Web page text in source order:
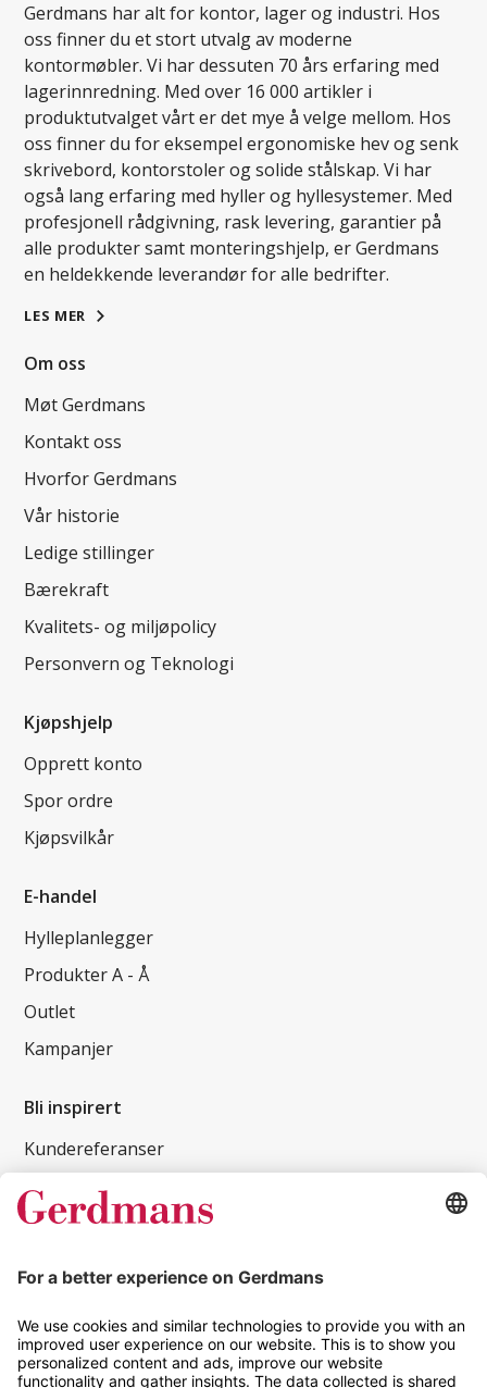
Gerdmans har alt for kontor, lager og industri. Hos
oss finner du et stort utvalg av moderne
kontormøbler. Vi har dessuten 70 års erfaring med
lagerinnredning. Med over 16 000 artikler i
produktutvalget vårt er det mye å velge mellom. Hos
oss finner du for eksempel ergonomiske hev og senk
skrivebord, kontorstoler og solide stålskap. Vi har
også lang erfaring med hyller og hyllesystemer. Med
profesjonell rådgivning, rask levering, garantier på
alle produkter samt monteringshjelp, er Gerdmans
en heldekkende leverandør for alle bedrifter.
LES MER
Om oss
Møt Gerdmans
Kontakt oss
Hvorfor Gerdmans
Vår historie
Ledige stillinger
Bærekraft
Kvalitets- og miljøpolicy
Personvern og Teknologi
Kjøpshjelp
Opprett konto
Spor ordre
Kjøpsvilkår
E-handel
Hylleplanlegger
Produkter A - Å
Outlet
Kampanjer
Bli inspirert
Kundereferanser
Magasin
Tips og guider
Kontakt
info@gerdmans.no
67 80 56 20